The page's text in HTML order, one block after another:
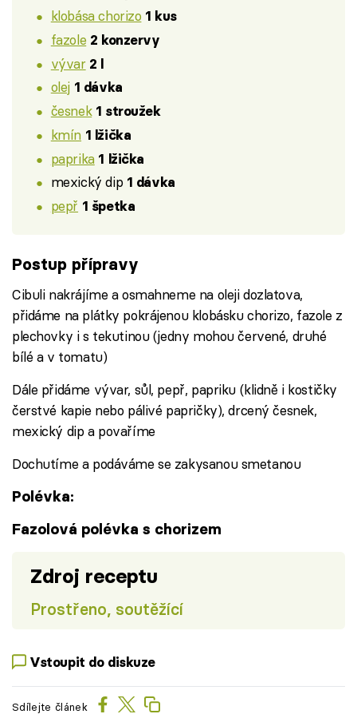
klobása chorizo 1 kus
fazole 2 konzervy
vývar 2 l
olej 1 dávka
česnek 1 stroužek
kmín 1 lžička
paprika 1 lžička
mexický dip 1 dávka
pepř 1 špetka
Postup přípravy
Cibuli nakrájíme a osmahneme na oleji dozlatova,
přidáme na plátky pokrájenou klobásku chorizo, fazole z
plechovky i s tekutinou (jedny mohou červené, druhé
bílé a v tomatu)
Dále přidáme vývar, sůl, pepř, papriku (klidně i kostičky
čerstvé kapie nebo pálivé papričky), drcený česnek,
mexický dip a povaříme
Dochutíme a podáváme se zakysanou smetanou
Polévka:
Fazolová polévka s chorizem
Zdroj receptu
Prostřeno, soutěžící
Vstoupit do diskuze
Sdílejte článek